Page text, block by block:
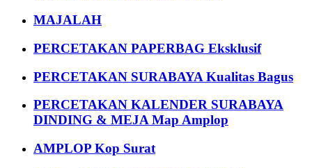
MAJALAH
PERCETAKAN PAPERBAG Eksklusif
PERCETAKAN SURABAYA Kualitas Bagus
PERCETAKAN KALENDER SURABAYA
DINDING & MEJA Map Amplop
AMPLOP Kop Surat